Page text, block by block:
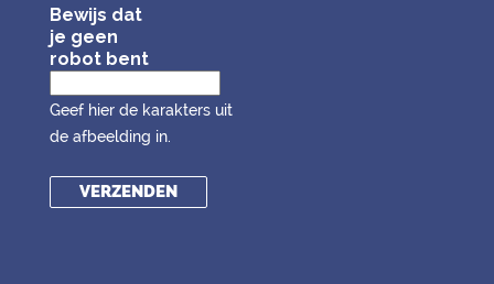
Bewijs dat
je geen
robot bent
Geef hier de karakters uit
de afbeelding in.